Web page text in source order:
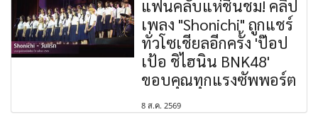
แฟนคลับแห่ชื่นชม! คลิป
เพลง "Shonichi" ถูกแชร์
ทั่วโซเชียลอีกครั้ง 'ป๊อป
เป้อ ชิไฮนิน BNK48'
ขอบคุณทุกแรงซัพพอร์ต
8 ส.ค. 2569